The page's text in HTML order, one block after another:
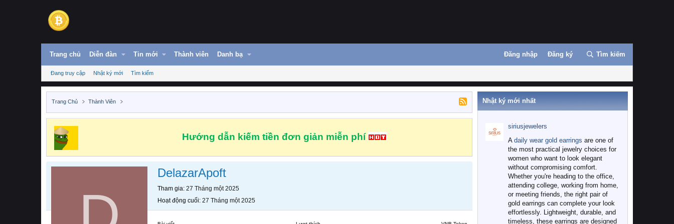
Trang chủ Diễn đàn Tin mới Thành viên Danh bạ Đăng nhập Đăng ký Tìm kiếm
Đang truy cập Nhật ký mới Tìm kiếm
Trang Chủ Thành Viên
Hướng dẫn kiếm tiền đơn giản miễn phí
DelazarApoft
Tham gia 27 Tháng một 2025
Hoạt động cuối 27 Tháng một 2025
Nhật ký mới nhất
siriusjewelers
A daily wear gold earrings are one of
the most practical jewelry choices for
women who want to look elegant
without compromising comfort.
Whether you're heading to the office,
attending college, working from home,
or meeting friends, the right pair of
gold earrings can complete your look
effortlessly. Lightweight, durable, and
timeless, these earrings are designed